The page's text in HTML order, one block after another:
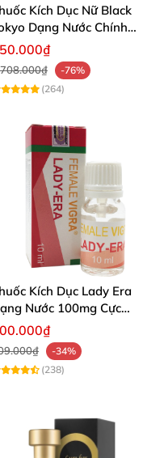
Kích Dục Nữ Black
Dạng Nước Chính
Nhật Bản
-76%
(264)
Kích Dục Lady Era
Nước 100mg Cực
Hỗ Trợ Tăng Ham
Nữ Cải Thiện Khô
-34%
(238)